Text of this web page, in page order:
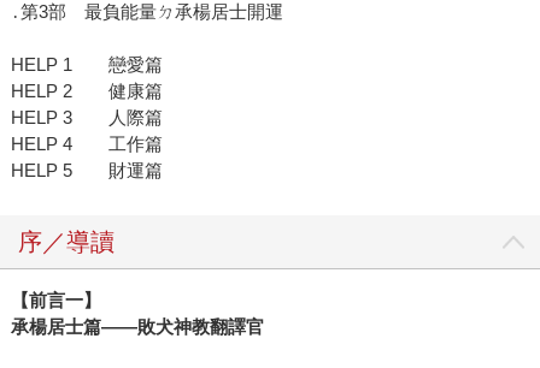
․第3部 最負能量ㄉ承楊居士開運
HELP 1 戀愛篇
HELP 2 健康篇
HELP 3 人際篇
HELP 4 工作篇
HELP 5 財運篇
序／導讀
【前言一】
承楊居士篇——敗犬神教翻譯官